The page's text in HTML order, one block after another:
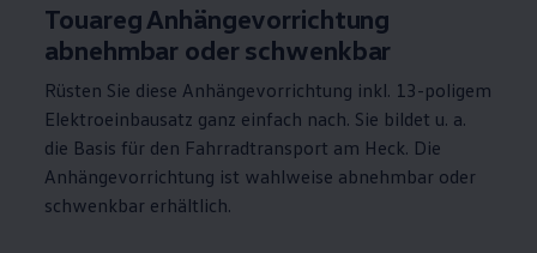
TouaregAnhängevorrichtung
abnehmbar oder schwenkbar
Rüsten Sie diese Anhängevorrichtung inkl. 13-poligem
Elektroeinbausatz ganz einfach nach. Sie bildet u. a.
die Basis für den Fahrradtransport am Heck. Die
Anhängevorrichtung ist wahlweise abnehmbar oder
schwenkbar erhältlich.